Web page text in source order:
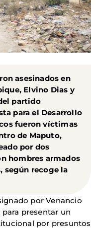
asesinados en
Elvino Dias y
partido
para el Desarrollo
fueron víctimas
de Maputo,
por dos
hombres armados
según recoge la
por Venancio
para presentar un
por presuntos